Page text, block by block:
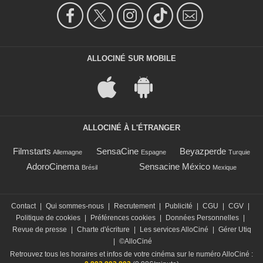
ALLOCINÉ SUR MOBILE
ALLOCINÉ À L'ÉTRANGER
Filmstarts Allemagne SensaCine Espagne Beyazperde Turquie
AdoroCinema Brésil Sensacine México Mexique
Contact Qui sommes-nous Recrutement Publicité CGU CGV
Politique de cookies
Préférences cookies Données Personnelles
Revue de presse
Charte d'écriture Les services AlloCiné
Gérer Utiq
©AlloCiné
Retrouvez tous les horaires et infos de votre cinéma sur le numéro AlloCiné :